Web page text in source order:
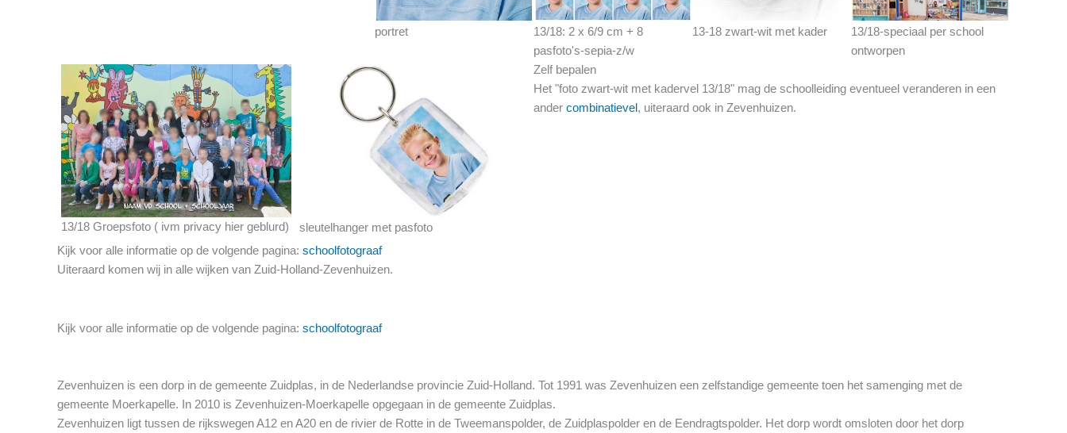
portret
13/18: 2 x 6/9 cm + 8
pasfoto's-sepia-z/w
13-18 zwart-wit met kader
13/18-speciaal per school
ontworpen
13/18 Groepsfoto ( ivm privacy hier geblurd) sleutelhanger met pasfoto
Zelf bepalen
Het "foto zwart-wit met kadervel 13/18" mag de schoolleiding eventueel veranderen in een
ander combinatievel, uiteraard ook in Zevenhuizen.
Kijk voor alle informatie op de volgende pagina: schoolfotograaf
Uiteraard komen wij in alle wijken van Zuid-Holland-Zevenhuizen.
Kijk voor alle informatie op de volgende pagina: schoolfotograaf
Zevenhuizen is een dorp in de gemeente Zuidplas, in de Nederlandse provincie Zuid-Holland. Tot 1991 was Zevenhuizen een zelfstandige gemeente toen het samenging met de
gemeente Moerkapelle. In 2010 is Zevenhuizen-Moerkapelle opgegaan in de gemeente Zuidplas.
Zevenhuizen ligt tussen de rijkswegen A12 en A20 en de rivier de Rotte in de Tweemanspolder, de Zuidplaspolder en de Eendragtspolder. Het dorp wordt omsloten door het dorp